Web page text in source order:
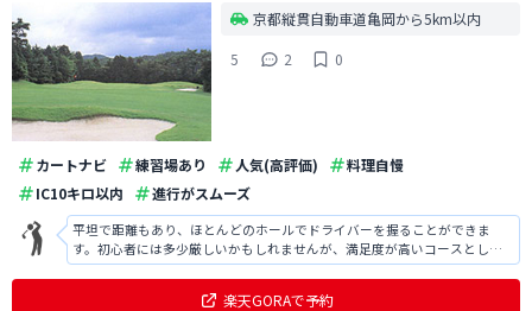
京都縦貫自動車道亀岡から5km以内
5
2 0
カートナビ 練習場あり 人気(高評価)
料理自慢
IC10キロ以内
進行がスムーズ
平坦で距離もあり、ほとんどのホールでドライバーを握ることができま
す。初心者には多少厳しいかもしれませんが、満足度が高いコースとして
お勧めしたいと思います。
楽天GORAで予約